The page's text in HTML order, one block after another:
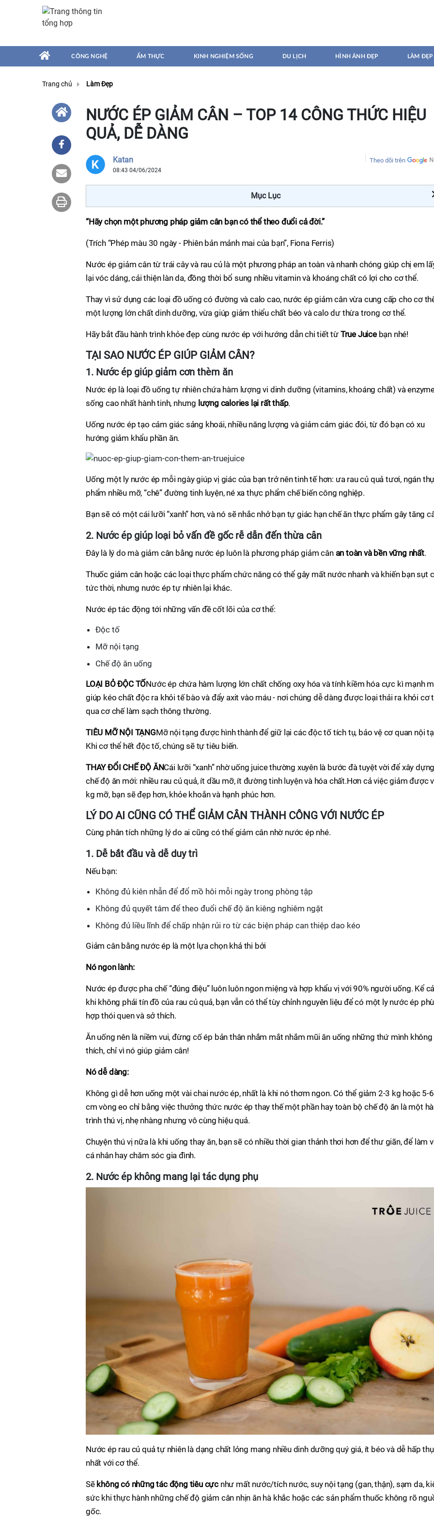
CÔNG NGHỆ ẨM THỰC KINH NGHIỆM SỐNG DU LỊCH HÌNH ẢNH ĐẸP LÀM ĐẸP
Trang chủ Làm Đẹp
NƯỚC ÉP GIẢM CÂN – TOP 14 CÔNG THỨC HIỆU
QUẢ, DỄ DÀNG
Katan
08:43 04/06/2024
Theo dõi trên
Mục Lục
“Hãy chọn một phương pháp giảm cân bạn có thể theo đuổi cả đời.”
(Trích “Phép màu 30 ngày - Phiên bản mảnh mai của bạn”, Fiona Ferris)
Nước ép giảm cân từ trái cây và rau củ là một phương pháp an toàn và nhanh chóng giúp chị em
lại vóc dáng, cải thiện làn da, đồng thời bổ sung nhiều vitamin và khoáng chất có lợi cho cơ thể.
Thay vì sử dụng các loại đồ uống có đường và calo cao, nước ép giảm cân vừa cung cấp cho cơ
một lượng lớn chất dinh dưỡng, vừa giúp giảm thiểu chất béo và calo dư thừa trong cơ thể.
Hãy bắt đầu hành trình khỏe đẹp cùng nước ép với hướng dẫn chi tiết từ True Juicebạn nhé!
TẠI SAO NƯỚC ÉP GIÚP GIẢM CÂN?
1. Nước ép giúp giảm cơn thèm ăn
Nước ép là loại đồ uống tự nhiên chứa hàm lượng vi dinh dưỡng (vitamins, khoáng chất) và
sống cao nhất hành tinh, nhưng lượng calories lại rất thấp.
Uống nước ép tạo cảm giác sảng khoái, nhiều năng lượng và giảm cảm giác đói, từ đó bạn có xu
hướng giảm khẩu phần ăn.
Uống một ly nước ép mỗi ngày giúp vị giác của bạn trở nên tinh tế hơn: ưa rau củ quả tươi, ngán
phẩm nhiều mỡ, “chê” đường tinh luyện, né xa thực phẩm chế biến công nghiệp.
Bạn sẽ có một cái lưỡi “xanh” hơn, và nó sẽ nhắc nhở bạn tự giác hạn chế ăn thực phẩm gây tăng
2. Nước ép giúp loại bỏ vấn đề gốc rễ dẫn đến thừa cân
Đây là lý do mà giảm cân bằng nước ép luôn là phương pháp giảm cân an toàn và bền vững nhất.
Thuốc giảm cân hoặc các loại thực phẩm chức năng có thể gây mất nước nhanh và khiến bạn sụt
tức thời, nhưng nước ép tự nhiên lại khác.
Nước ép tác động tới những vấn đề cốt lõi của cơ thể:
Độc tố
Mỡ nội tạng
Chế độ ăn uống
LOẠI BỎ ĐỘC TỐNước ép chứa hàm lượng lớn chất chống oxy hóa và tính kiềm hóa cực kì mạnh
giúp kéo chất độc ra khỏi tế bào và đẩy axit vào máu - nơi chúng dễ dàng được loại thải ra khỏi cơ
qua cơ chế làm sạch thông thường.
TIÊU MỠ NỘI TẠNGMỡ nội tạng được hình thành để giữ lại các độc tố tích tụ, bảo vệ cơ quan nội
Khi cơ thể hết độc tố, chúng sẽ tự tiêu biến.
THAY ĐỔI CHẾ ĐỘ ĂNCái lưỡi “xanh” nhờ uống juice thường xuyên là bước đà tuyệt vời để xây dựng
chế độ ăn mới: nhiều rau củ quả, ít dầu mỡ, ít đường tinh luyện và hóa chất.Hơn cả việc giảm được
kg mỡ, bạn sẽ đẹp hơn, khỏe khoắn và hạnh phúc hơn.
LÝ DO AI CŨNG CÓ THỂ GIẢM CÂN THÀNH CÔNG VỚI NƯỚC ÉP
Cùng phân tích những lý do ai cũng có thể giảm cân nhờ nước ép nhé.
1. Dễ bắt đầu và dễ duy trì
Nếu bạn:
Không đủ kiên nhẫn để đổ mồ hôi mỗi ngày trong phòng tập
Không đủ quyết tâm để theo đuổi chế độ ăn kiêng nghiêm ngặt
Không đủ liều lĩnh để chấp nhận rủi ro từ các biện pháp can thiệp dao kéo
Giảm cân bằng nước ép là một lựa chọn khả thi bởi
Nó ngon lành:
Nước ép được pha chế “đúng điệu” luôn luôn ngon miệng và hợp khẩu vị với 90% người uống. Kể cả
khi không phải tín đồ của rau củ quả, bạn vẫn có thể tùy chỉnh nguyên liệu để có một ly nước ép phù
hợp thói quen và sở thích.
Ăn uống nên là niềm vui, đừng cố ép bản thân nhắm mắt nhắm mũi ăn uống những thứ mình không
thích, chỉ vì nó giúp giảm cân!
Nó dễ dàng:
Không gì dễ hơn uống một vài chai nước ép, nhất là khi nó thơm ngon. Có thể giảm 2-3 kg hoặc 5-6
cm vòng eo chỉ bằng việc thưởng thức nước ép thay thế một phần hay toàn bộ chế độ ăn là một
trình thú vị, nhẹ nhàng nhưng vô cùng hiệu quả.
Chuyện thú vị nữa là khi uống thay ăn, bạn sẽ có nhiều thời gian thảnh thơi hơn để thư giãn, để làm
cá nhân hay chăm sóc gia đình.
2. Nước ép không mang lại tác dụng phụ
Nước ép rau củ quả tự nhiên là dạng chất lỏng mang nhiều dinh dưỡng quý giá, ít béo và dễ hấp thụ
nhất với cơ thể.
Sẽ không có những tác động tiêu cực như mất nước/tích nước, suy nội tạng (gan, thận), sạm da,
sức khi thực hành những chế độ giảm cân nhịn ăn hà khắc hoặc các sản phẩm thuốc không rõ
gốc.